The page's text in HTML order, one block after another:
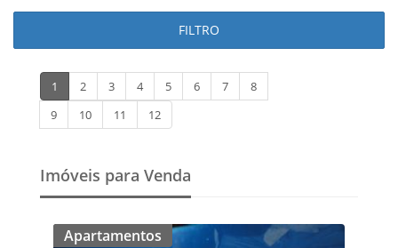
FILTRO
1 2 3 4 5 6 7
8
9
10 11 12
Imóveis para Venda
Apartamentos